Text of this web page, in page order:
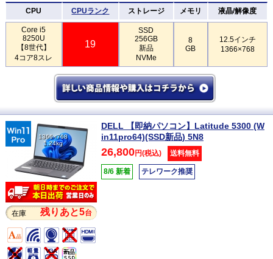
CPU CPUランク ストレージ メモリ 液晶/解像度
Core i5
8250U
【8世代】
4コア8スレ
19
SSD
256GB
新品
NVMe
8
GB
12.5インチ
1366×768
1366×768
1.24kg
在庫 残りあと5台
DELL 【即納パソコン】Latitude 5300 (W
in11pro64)(SSD新品) 5N8
26,800円(税込) 送料無料
8/6 新着 テレワーク推奨